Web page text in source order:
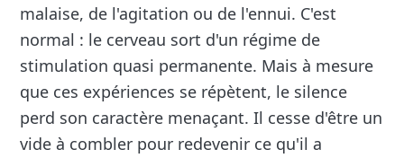
malaise, de l'agitation ou de l'ennui. C'est
normal : le cerveau sort d'un régime de
stimulation quasi permanente. Mais à mesure
que ces expériences se répètent, le silence
perd son caractère menaçant. Il cesse d'être un
vide à combler pour redevenir ce qu'il a